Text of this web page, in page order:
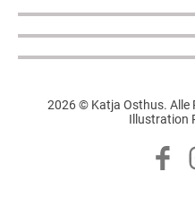
2026 © Katja Osthus. Alle
Illustration